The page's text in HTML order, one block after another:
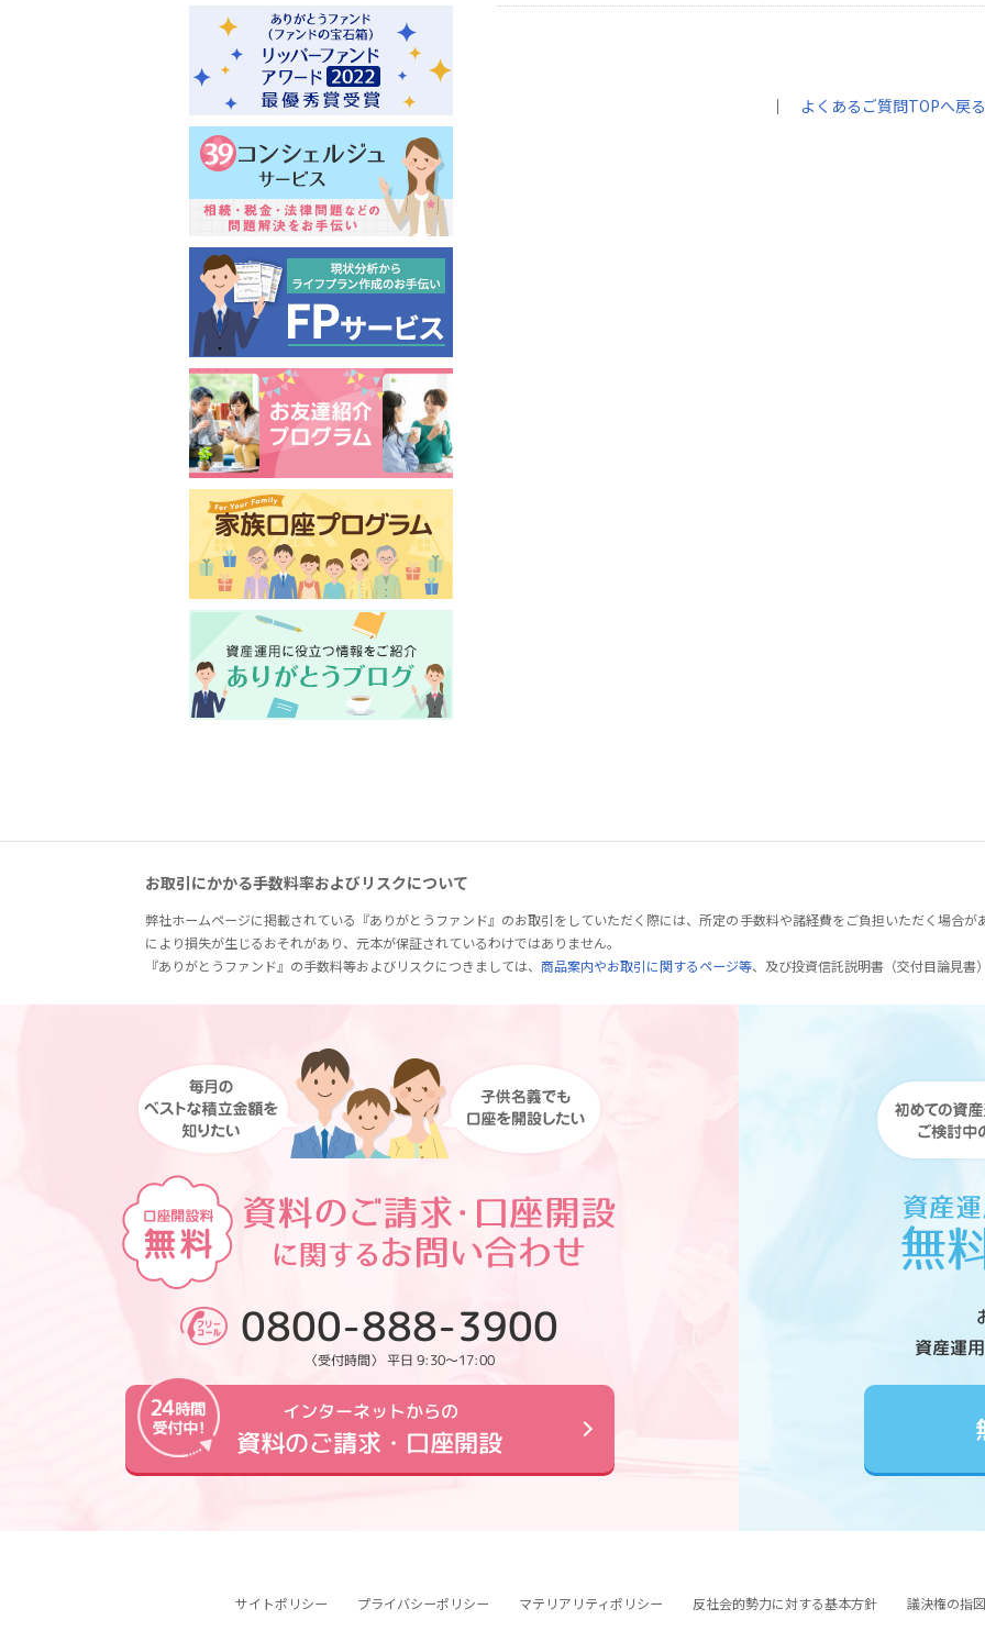
｜ よくあるご質問TOPへ戻る
お取引にかかる手数料率およびリスクについて
弊社ホームページに掲載されている『ありがとうファンド』のお取引をしていただく際には、所定の手数料や諸経費をご負担いただく場合
により損失が生じるおそれがあり、元本が保証されているわけではありません。
『ありがとうファンド』の手数料等およびリスクにつきましては、 商品案内やお取引に関するページ等、及び投資信託説明書（交付目論見書
0800-888-3900
〈受付時間〉 平日 9:30～17:00
インターネットからの
資料のご請求・口座開設
資産運
サイトポリシー プライバシーポリシー マテリアリティポリシー 反社会的勢力に対する基本方針 議決権の指